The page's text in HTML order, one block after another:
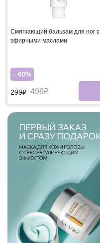
Смягчающий бальзам для ног с
эфирными маслами
- 40%
299₽ 498₽